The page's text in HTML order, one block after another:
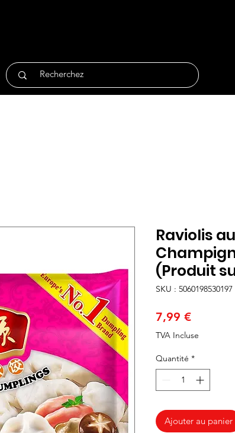
Raviolis
(Produit
SKU : 5060198530197
7,99 €Prix
TVA Incluse
Quantité *
Ajouter au panier